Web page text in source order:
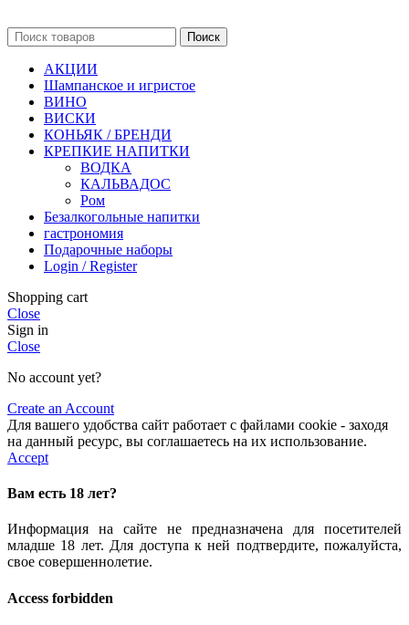
Поиск
АКЦИИ
Шампанское и игристое
ВИНО
ВИСКИ
КОНЬЯК / БРЕНДИ
КРЕПКИЕ НАПИТКИ
ВОДКА
КАЛЬВАДОС
Ром
Безалкогольные напитки
гастрономия
Подарочные наборы
Login / Register
Shopping cart
Close
Sign in
Close
No account yet?
Create an Account
Для вашего удобства сайт работает с файлами cookie - заходя
на данный ресурс, вы соглашаетесь на их использование.
Accept
Вам есть 18 лет?
Информация на сайте не предназначена для посетителей
младше 18 лет. Для доступа к ней подтвердите, пожалуйста,
свое совершеннолетие.
Access forbidden